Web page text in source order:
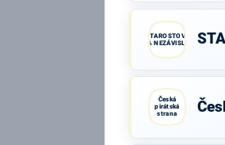
STAROSTOVÉ
A NEZÁVISLÍ
Česká
pirátská
strana